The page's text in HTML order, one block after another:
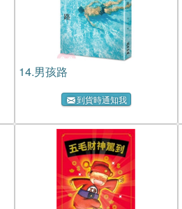
14.男孩路
到貨時通知我